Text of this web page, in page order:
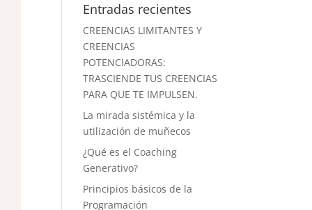
Entradas recientes
CREENCIAS LIMITANTES Y
CREENCIAS
POTENCIADORAS:
TRASCIENDE TUS CREENCIAS
PARA QUE TE IMPULSEN.
La mirada sistémica y la
utilización de muñecos
¿Qué es el Coaching
Generativo?
Principios básicos de la
Programación